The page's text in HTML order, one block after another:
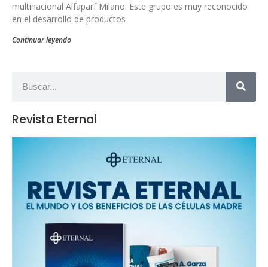
multinacional Alfaparf Milano. Este grupo es muy reconocido
en el desarrollo de productos
Continuar leyendo
Revista Eternal